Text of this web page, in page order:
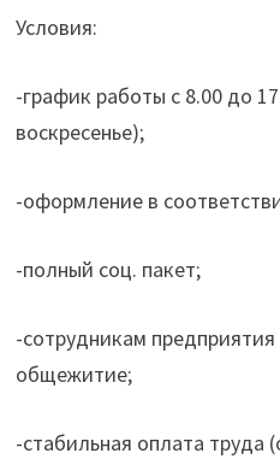
Условия:
-график работы с 8.00 до
воскресенье);
-оформление в
-полный соц. пакет;
-сотрудникам
общежитие;
-стабильная оплата труда